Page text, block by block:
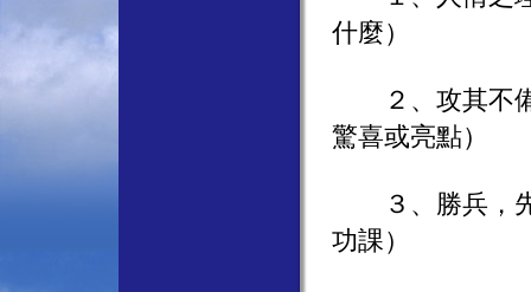
什麼）
２、攻其不備
驚喜或亮點）
３、勝兵，先
功課）